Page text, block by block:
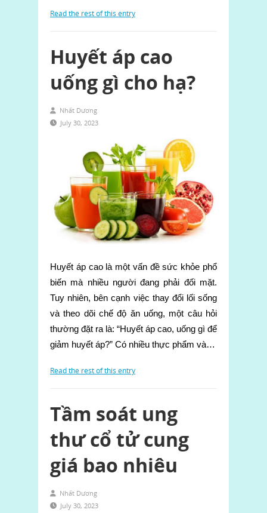
Read the rest of this entry
Huyết áp cao
uống gì cho hạ?
Nhất Dương
July 30, 2023
Huyết áp cao là một vấn đề sức khỏe phổ
biến mà nhiều người đang phải đối mặt.
Tuy nhiên, bên cạnh việc thay đổi lối sống
và theo dõi chế độ ăn uống, một câu hỏi
thường đặt ra là: “Huyết áp cao, uống gì để
giảm huyết áp?” Có nhiều thực phẩm và…
Read the rest of this entry
Tầm soát ung
thư cổ tử cung
giá bao nhiêu
Nhất Dương
July 30, 2023